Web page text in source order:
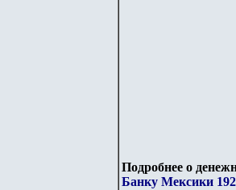
Подробнее о
Банку Мексики